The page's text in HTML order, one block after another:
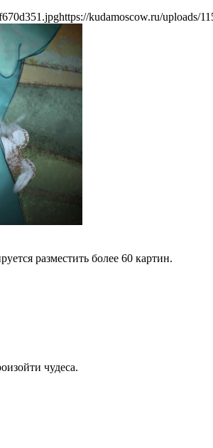
https://kudamoscow.ru/uploads/
разместить более 60 картин.
чудеса.